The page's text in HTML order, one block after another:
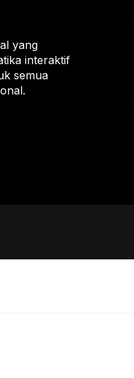
yang
interaktif
semua